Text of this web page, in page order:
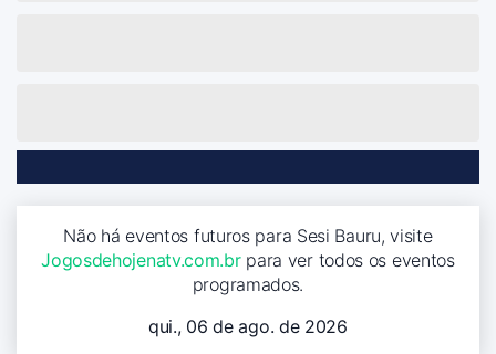
Não há eventos futuros para Sesi Bauru, visite
Jogosdehojenatv.com.brpara ver todos os eventos
programados.
qui., 06 de ago. de 2026